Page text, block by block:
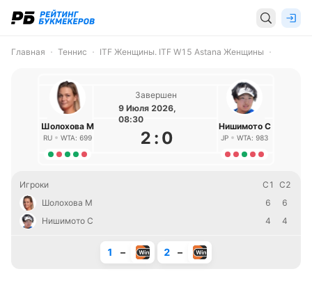
Главная Теннис ITF Женщины. ITF W15 Astana Женщины
Шолохова М
RU WTA: 699
Завершен
9 Июля 2026,
08:30
2 : 0
Нишимото С
JP WTA: 983
Игроки С1
С2
Шолохова М
6
6
Нишимото С
4 4
1 – 2 –